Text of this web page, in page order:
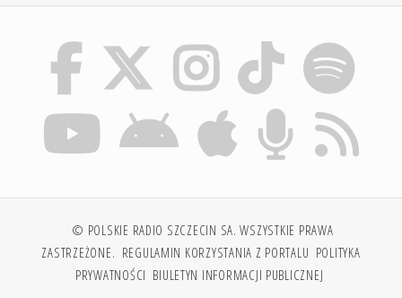
© POLSKIE RADIO SZCZECIN SA. WSZYSTKIE PRAWA
ZASTRZEŻONE. REGULAMIN KORZYSTANIA Z PORTALU POLITYKA
PRYWATNOŚCI BIULETYN INFORMACJI PUBLICZNEJ